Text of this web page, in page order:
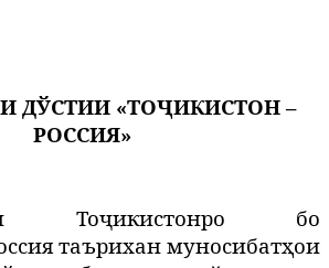
ДЎСТИИ «ТОҶИКИСТОН –
РОССИЯ»
Тоҷикистонро бо
таърихан муносибатҳои